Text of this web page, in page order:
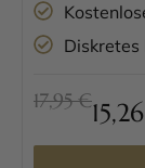
17,95 €15,26